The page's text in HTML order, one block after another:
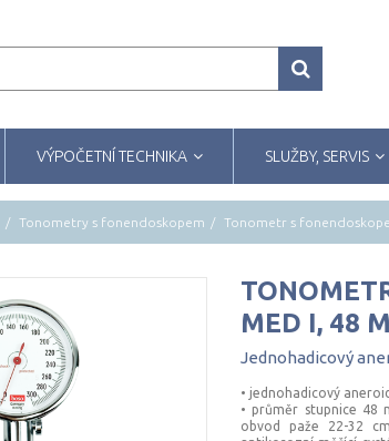
VÝPOČETNÍ TECHNIKA SLUŽBY, SERVIS
Tonometry s fonendoskopem Tonometr s
MED I, 48
Jednohadicový
• jednohadicový
• průměr stupnice 48
obvod paže 22-32